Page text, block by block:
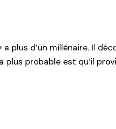
d’un millénaire. Il
probable est qu’il